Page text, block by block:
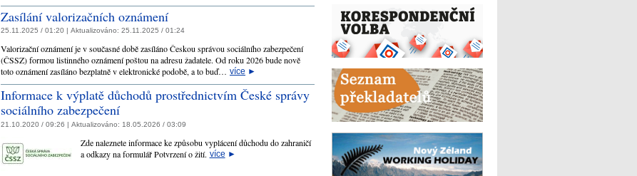
Zasílání valorizačních oznámení
25.11.2025 / 01:20 | Aktualizováno: 25.11.2025 / 01:24
Valorizační oznámení je v současné době zasíláno Českou správou sociálního zabezpečení
(ČSSZ) formou listinného oznámení poštou na adresu žadatele. Od roku 2026 bude nově
toto oznámení zasíláno bezplatně v elektronické podobě, a to buď… více ►
Informace k výplatě důchodů prostřednictvím České správy
sociálního zabezpečení
21.10.2020 / 09:26 | Aktualizováno: 18.05.2026 / 03:09
Zde naleznete informace ke způsobu vyplácení důchodu do zahraničí
a odkazy na formulář Potvrzení o žití. více ►